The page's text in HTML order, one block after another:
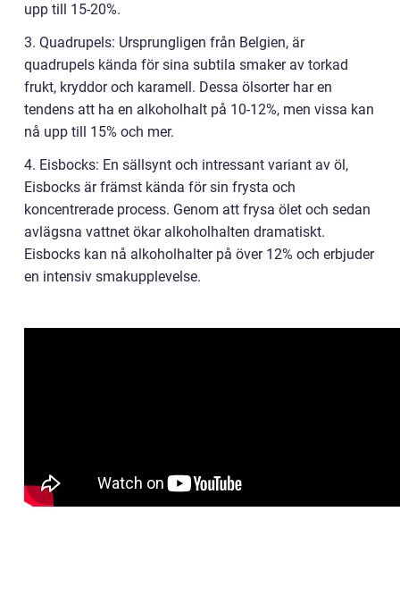
upp till 15-20%.
3. Quadrupels: Ursprungligen från Belgien, är
quadrupels kända för sina subtila smaker av torkad
frukt, kryddor och karamell. Dessa ölsorter har en
tendens att ha en alkoholhalt på 10-12%, men vissa kan
nå upp till 15% och mer.
4. Eisbocks: En sällsynt och intressant variant av öl,
Eisbocks är främst kända för sin frysta och
koncentrerade process. Genom att frysa ölet och sedan
avlägsna vattnet ökar alkoholhalten dramatiskt.
Eisbocks kan nå alkoholhalter på över 12% och erbjuder
en intensiv smakupplevelse.